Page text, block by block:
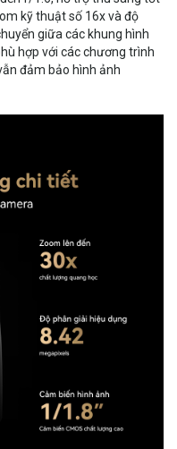
kỹ thuật số 16x và độ
giữa các khung hình
hợp với các chương trình
đảm bảo hình ảnh